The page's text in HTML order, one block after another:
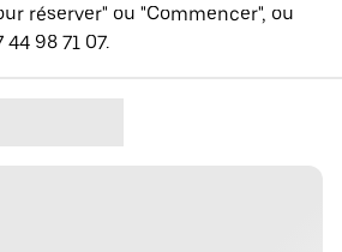
réserver" ou "Commencer", ou
98 71 07.